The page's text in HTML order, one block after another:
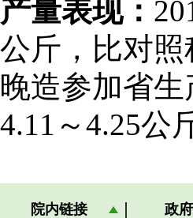
产量表现：
公斤，比对照
晚造参加省生
4.11～4.25公
院内链接 政